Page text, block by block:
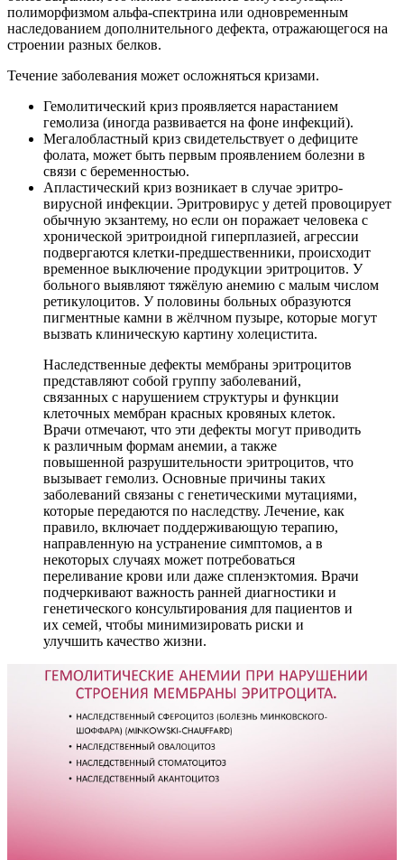
полиморфизмом альфа-спектрина или одновременным
наследованием дополнительного дефекта, отражающегося на
строении разных белков.
Течение заболевания может осложняться кризами.
Гемолитический криз проявляется нарастанием
гемолиза (иногда развивается на фоне инфекций).
Мегалобластный криз свидетельствует о дефиците
фолата, может быть первым проявлением болезни в
связи с беременностью.
Апластический криз возникает в случае эритро-
вирусной инфекции. Эритровирус у детей провоцирует
обычную экзантему, но если он поражает человека с
хронической эритроидной гиперплазией, агрессии
подвергаются клетки-предшественники, происходит
временное выключение продукции эритроцитов. У
больного выявляют тяжёлую анемию с малым числом
ретикулоцитов. У половины больных образуются
пигментные камни в жёлчном пузыре, которые могут
вызвать клиническую картину холецистита.
Наследственные дефекты мембраны эритроцитов
представляют собой группу заболеваний,
связанных с нарушением структуры и функции
клеточных мембран красных кровяных клеток.
Врачи отмечают, что эти дефекты могут приводить
к различным формам анемии, а также
повышенной разрушительности эритроцитов, что
вызывает гемолиз. Основные причины таких
заболеваний связаны с генетическими мутациями,
которые передаются по наследству. Лечение, как
правило, включает поддерживающую терапию,
направленную на устранение симптомов, а в
некоторых случаях может потребоваться
переливание крови или даже спленэктомия. Врачи
подчеркивают важность ранней диагностики и
генетического консультирования для пациентов и
их семей, чтобы минимизировать риски и
улучшить качество жизни.